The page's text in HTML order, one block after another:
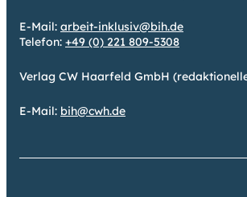
E-Mail: arbeit-inklusiv@bih.de
Telefon: +49 (0) 221 809-5308
Verlag CW Haarfeld GmbH
E-Mail: bih@cwh.de